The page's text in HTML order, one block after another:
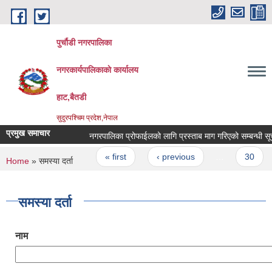
Skip to main content
पुर्चौडी नगरपालिका
नगरकार्यपालिकाकाे कार्यालय
हाट,बैतडी
सुदुरपश्चिम प्रदेश,नेपाल
प्रमुख समाचार नगरपालिका प्रोफाईलको लागि प्रस्ताब माग गरिएको सम्बन्धी सूचना
Pages
« first ‹ previous
You are here
Home » समस्या दर्ता
समस्या दर्ता
नाम